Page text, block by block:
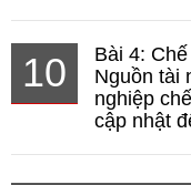
10
Bài 4:
Nguồn tài
nghiệp
cập nhật